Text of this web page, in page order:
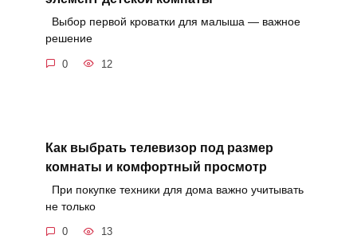
Выбор первой кроватки для малыша — важное
решение
0 12
Как выбрать телевизор под размер
комнаты и комфортный просмотр
При покупке техники для дома важно учитывать
не только
0 13